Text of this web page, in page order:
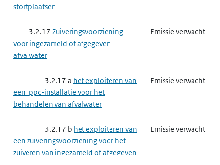
stortplaatsen
3.2.17 Zuiveringsvoorziening
voor ingezameld of afgegeven
afvalwater
Emissie verwacht
3.2.17 a het exploiteren van
een ippc-installatie voor het
behandelen van afvalwater
Emissie verwacht
3.2.17 b het exploiteren van
een zuiveringsvoorziening voor het
zuiveren van ingezameld of afgegeven
Emissie verwacht